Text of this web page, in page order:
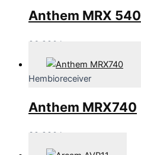
Anthem MRX 540
26,990 kr
Hembioreceiver
Anthem MRX740
39,990 kr